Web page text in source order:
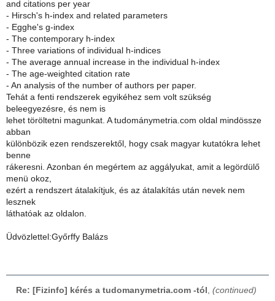
and citations per year
- Hirsch's h-index and related parameters
- Egghe's g-index
- The contemporary h-index
- Three variations of individual h-indices
- The average annual increase in the individual h-index
- The age-weighted citation rate
- An analysis of the number of authors per paper.
Tehát a fenti rendszerek egyikéhez sem volt szükség
beleegyezésre, és nem is
lehet töröltetni magunkat. A tudománymetria.com oldal mindössze
abban
különbözik ezen rendszerektől, hogy csak magyar kutatókra lehet
benne
rákeresni. Azonban én megértem az aggályukat, amit a legördülő
menü okoz,
ezért a rendszert átalakítjuk, és az átalakítás után nevek nem
lesznek
láthatóak az oldalon.
Üdvözlettel:Győrffy Balázs
Re: [Fizinfo] kérés a tudomanymetria.com -tól (continued)